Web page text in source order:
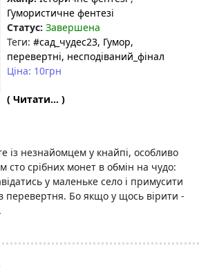
Гумористичне фентезі
Статус: Завершена
Теги: #сад_чудес23, Гумор,
перевертні, несподіваний_фінал
Ціна: 10грн
( Читати... )
із незнайомцем у кнайпі, особливо
сто срібних монет в обмін на чудо:
у маленьке село і примусити
перевертня. Бо якщо у щось вірити -